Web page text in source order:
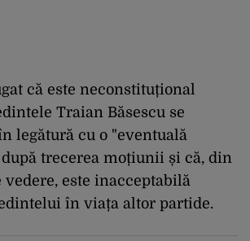
că este neconstituțional
Traian Băsescu se
legătură cu o "eventuală
trecerea moțiunii și că, din
vedere, este inacceptabilă
în viața altor partide.